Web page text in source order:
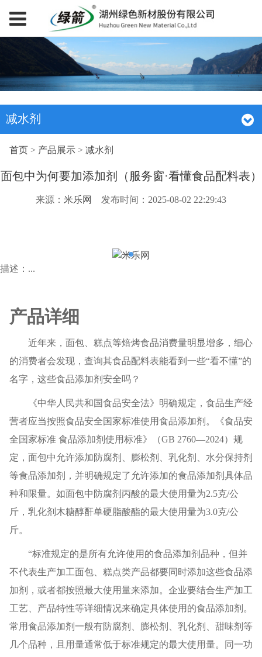
减水剂
首页> 产品展示> 减水剂
面包中为何要加添加剂（服务窗·看懂食品配料表）
来源： 米乐网 发布时间：2025-08-02 22:29:43
描述：...
产品详细
近年来，面包、糕点等焙烤食品消费量明显增多，细心
的消费者会发现，查询其食品配料表能看到一些“看不懂”的
名字，这些食品添加剂安全吗？
《中华人民共和国食品安全法》明确规定，食品生产经
营者应当按照食品安全国家标准使用食品添加剂。《食品安
全国家标准 食品添加剂使用标准》（GB 2760—2024）规
定，面包中允许添加防腐剂、膨松剂、乳化剂、水分保持剂
等食品添加剂，并明确规定了允许添加的食品添加剂具体品
种和限量。如面包中防腐剂丙酸的最大使用量为2.5克/公
斤，乳化剂木糖醇酐单硬脂酸酯的最大使用量为3.0克/公
斤。
“标准规定的是所有允许使用的食品添加剂品种，但并
不代表生产加工面包、糕点类产品都要同时添加这些食品添
加剂，或者都按照最大使用量来添加。企业要结合生产加工
工艺、产品特性等详细情况来确定具体使用的食品添加剂。
常用食品添加剂一般有防腐剂、膨松剂、乳化剂、甜味剂等
几个品种，且用量通常低于标准规定的最大使用量。同一功